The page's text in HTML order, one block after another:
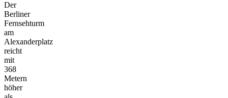
Der
Berliner
Fernsehturm
am
Alexanderplatz
reicht
mit
368
Metern
höher